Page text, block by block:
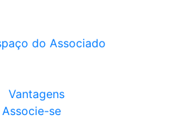
do Associado
Vantagens
Associe-se